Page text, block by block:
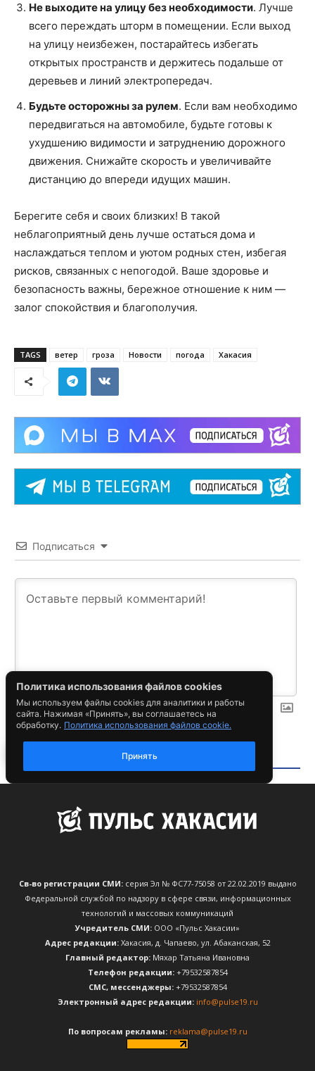
Св-во регистрации СМИ:серия Эл № ФС77-75058 от 22.02.2019 выдано
Федеральной службой по надзору в сфере связи, информационных
технологий и массовых коммуникаций
Учредитель СМИ: ООО «Пульс Хакасии»
Адрес редакции:Хакасия, д. Чапаево, ул. Абаканская, 52
Главный редактор: Мяхар Татьяна Ивановна
Телефон редакции:+79532587854
CМС, мессенджеры:+79532587854
Электронный адрес редакции: info@pulse19.ru
По вопросам рекламы: reklama@pulse19.ru